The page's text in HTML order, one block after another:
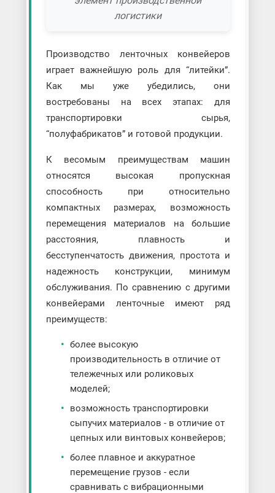
логистики
Производство ленточных конвейеров
играет важнейшую роль для “литейки”.
Как мы уже убедились, они
востребованы на всех этапах: для
транспортировки сырья,
“полуфабрикатов” и готовой продукции.
К весомым преимуществам машин
относятся высокая пропускная
способность при относительно
компактных размерах, возможность
перемещения материалов на большие
расстояния, плавность и
бесступенчатость движения, простота и
надежность конструкции, минимум
обслуживания. По сравнению с другими
конвейерами ленточные имеют ряд
преимуществ:
более высокую
производительность в отличие от
тележечных или роликовых
моделей;
возможность транспортировки
сыпучих материалов - в отличие от
цепных или винтовых конвейеров;
более плавное и аккуратное
перемещение грузов - если
сравнивать с вибрационными